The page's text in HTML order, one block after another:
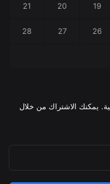
19
20
21
26
27
28
يمكنك الاشتراك من خلال